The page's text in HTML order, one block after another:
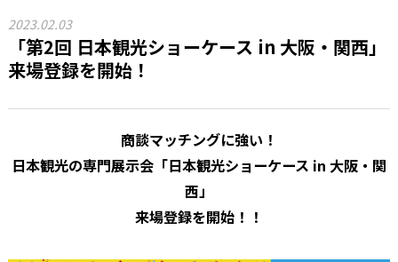
2023.02.03
「第2回 日本観光ショーケース in 大阪・関西」
来場登録を開始！
商談マッチングに強い！
日本観光の専門展示会「日本観光ショーケース in 大阪・関
西」
来場登録を開始！！